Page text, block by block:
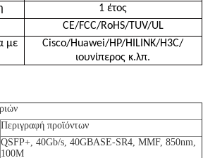
1 έτος
CE/FCC/RoHS/TUV/UL
με
Cisco/Huawei/HP/HILINK/H3C/
ιουνίπερος κ.λπ.
Περιγραφή προϊόντων
QSFP+, 40Gb/s, 40GBASE-SR4, MMF, 850nm,
100M